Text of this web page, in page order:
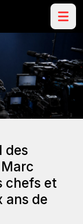
des
chefs et
ans de